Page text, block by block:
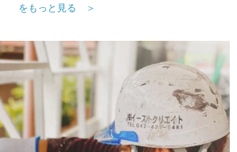
をもっと見る ＞